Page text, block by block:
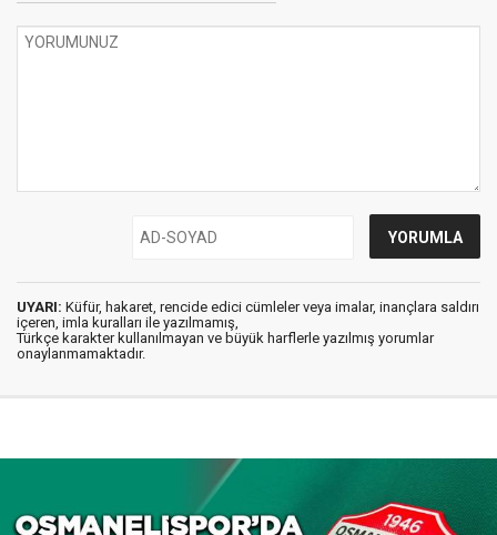
UYARI: Küfür, hakaret, rencide edici cümleler veya imalar, inançlara saldırı
içeren, imla kuralları ile yazılmamış,
Türkçe karakter kullanılmayan ve büyük harflerle yazılmış yorumlar
onaylanmamaktadır.